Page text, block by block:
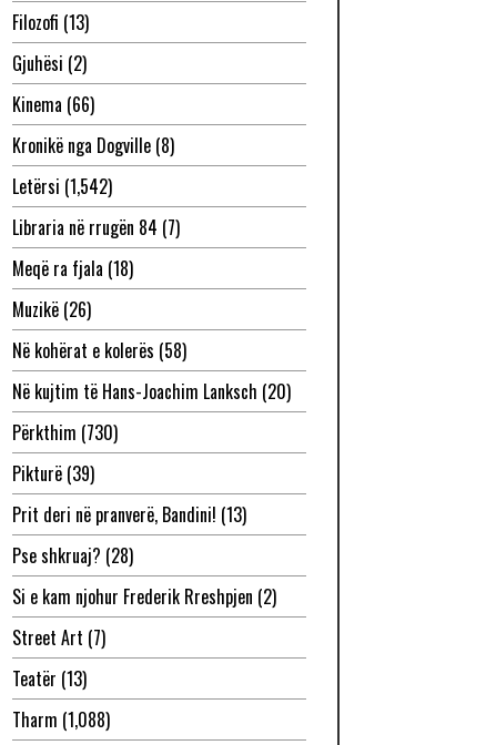
Filozofi (13)
Gjuhësi (2)
Kinema (66)
Kronikë nga Dogville(8)
Letërsi (1,542)
Libraria në rrugën 84 (7)
Meqë ra fjala (18)
Muzikë(26)
Në kohërat e kolerës (58)
Në kujtim të Hans-Joachim Lanksch (20)
Përkthim (730)
Pikturë(39)
Prit deri në pranverë, Bandini! (13)
Pse shkruaj? (28)
Si e kam njohur Frederik Rreshpjen (2)
Street Art (7)
Teatër (13)
Tharm (1,088)